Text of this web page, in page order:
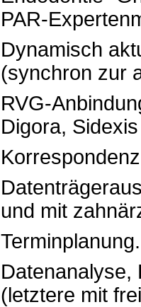
PAR-
Dynamisch
(synchron zur
RVG-
Digora,
und mit
Terminplanung.
Datenanalyse,
(letztere mit